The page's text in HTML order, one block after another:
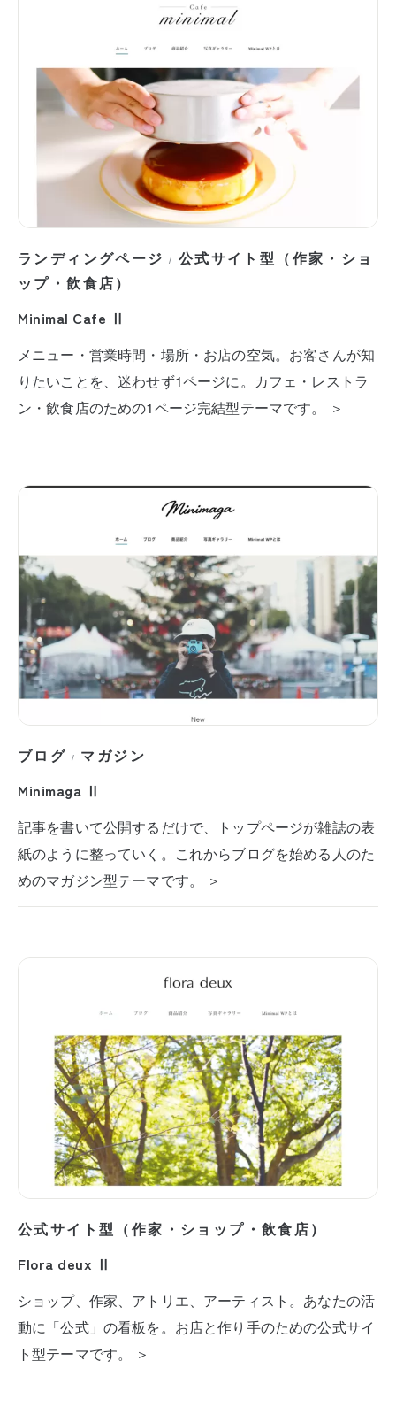
ランディングページ / 公式サイト型（作家・ショ
ップ・飲食店）
Minimal Cafe Ⅱ
メニュー・営業時間・場所・お店の空気。お客さんが知
りたいことを、迷わせず1ページに。カフェ・レストラ
ン・飲食店のための1ページ完結型テーマです。 ＞
ブログ / マガジン
Minimaga Ⅱ
記事を書いて公開するだけで、トップページが雑誌の表
紙のように整っていく。これからブログを始める人のた
めのマガジン型テーマです。 ＞
公式サイト型（作家・ショップ・飲食店）
Flora deux Ⅱ
ショップ、作家、アトリエ、アーティスト。あなたの活
動に「公式」の看板を。お店と作り手のための公式サイ
ト型テーマです。 ＞